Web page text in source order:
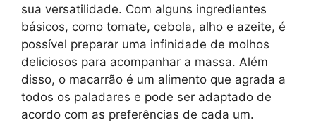
sua versatilidade. Com alguns ingredientes
básicos, como tomate, cebola, alho e azeite, é
possível preparar uma infinidade de molhos
deliciosos para acompanhar a massa. Além
disso, o macarrão é um alimento que agrada a
todos os paladares e pode ser adaptado de
acordo com as preferências de cada um.